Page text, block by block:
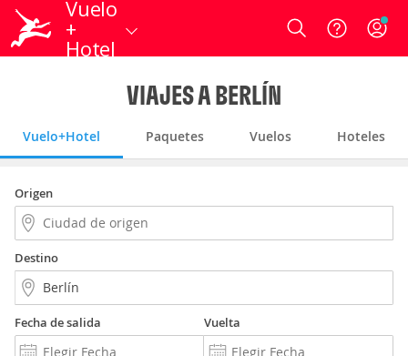
Vuelo
+
Hotel
Login
VIAJES A BERLÍN
Vuelo+Hotel Paquetes Vuelos Hoteles
Origen
Destino
Fecha de salida Vuelta